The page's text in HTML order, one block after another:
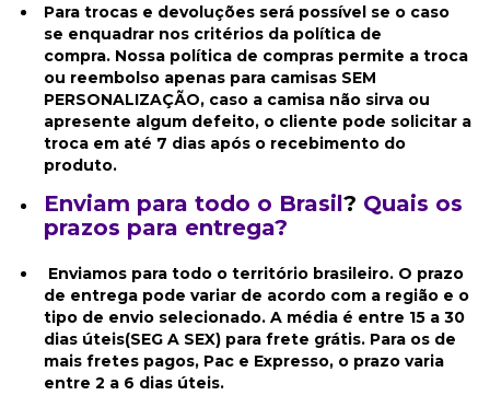
Para trocas e devoluções será possível se o caso
se enquadrar nos critérios da política de
compra. Nossa política de compras permite a troca
ou reembolso apenas para camisas SEM
PERSONALIZAÇÃO, caso a camisa não sirva ou
apresente algum defeito, o cliente pode solicitar a
troca em até 7 dias após o recebimento do
produto.
Enviam para todo o Brasil? Quais os
prazos para entrega?
Enviamos para todo o território brasileiro. O prazo
de entrega pode variar de acordo com a região e o
tipo de envio selecionado. A média é entre 15 a 30
dias úteis(SEG A SEX) para frete grátis. Para os de
mais fretes pagos, Pac e Expresso, o prazo varia
entre 2 a 6 dias úteis.